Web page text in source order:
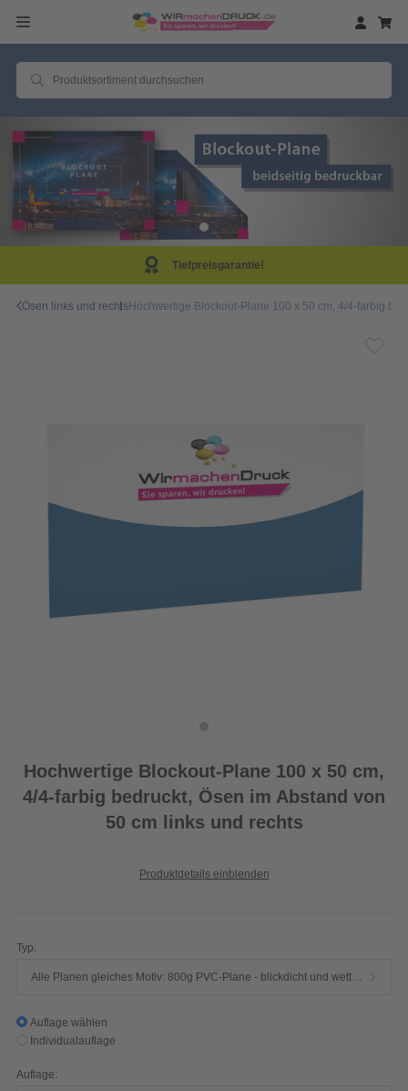
Ösen links und rechtsHochwertige Blockout-Plane 100 x 50 cm, 4/4-farbig
Hochwertige Blockout-Plane 100 x 50 cm,
4/4-farbig bedruckt, Ösen im Abstand von
50 cm links und rechts
Produktdetails einblenden
Typ:
Auflage wählen
Individualauflage
Auflage: